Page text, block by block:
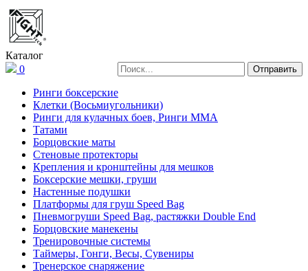
Каталог
0
Ринги боксерские
Клетки (Восьмиугольники)
Ринги для кулачных боев, Ринги ММА
Татами
Борцовские маты
Стеновые протекторы
Крепления и кронштейны для мешков
Боксерские мешки, груши
Настенные подушки
Платформы для груш Speed Bag
Пневмогруши Speed Bag, растяжки Double End
Борцовские манекены
Тренировочные системы
Таймеры, Гонги, Весы, Сувениры
Тренерское снаряжение